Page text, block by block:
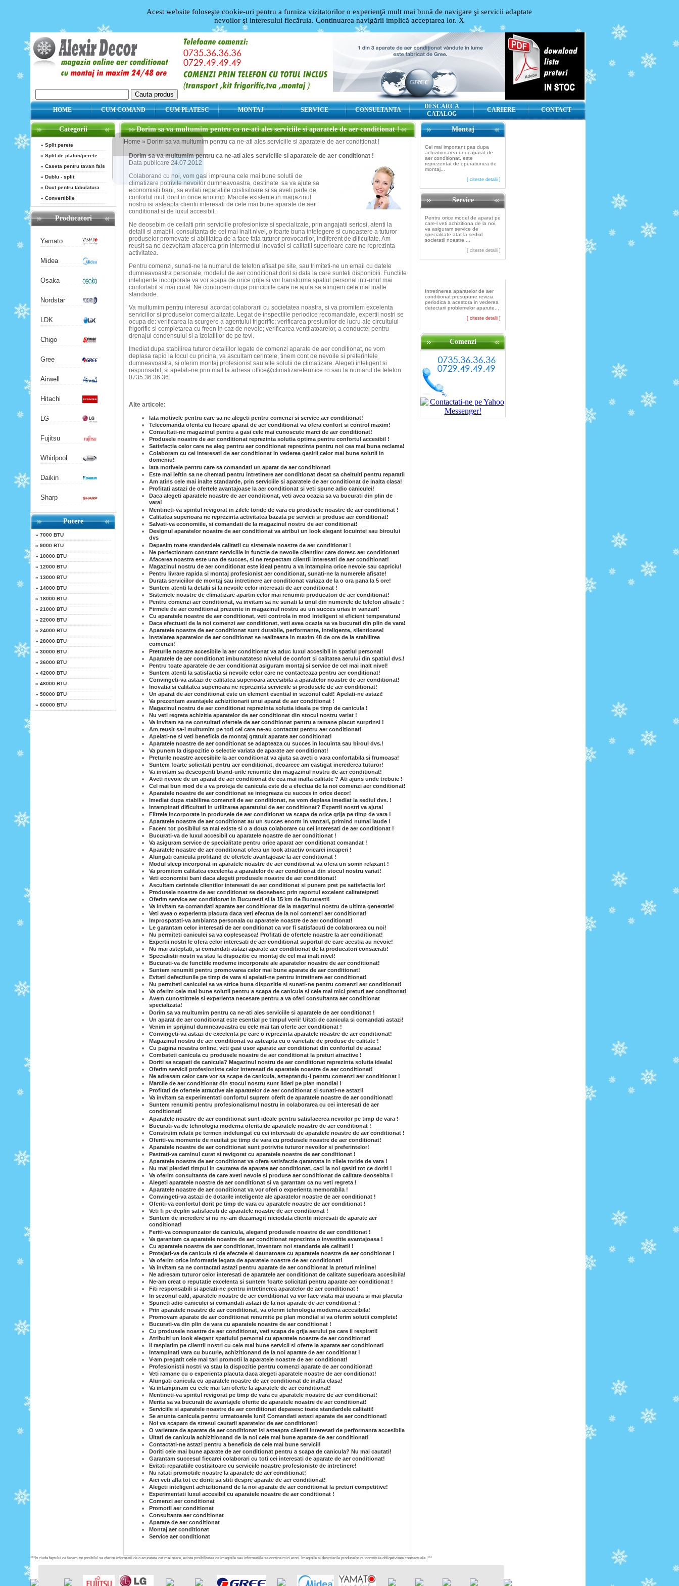
Acest website foloseşte cookie-uri pentru a furniza vizitatorilor o experienţă mult mai bună de navigare şi servicii adaptate
nevoilor şi interesului fiecăruia. Continuarea navigării implică acceptarea lor. X
HOME CUM COMAND CUM PLATESC MONTAJ SERVICE CONSULTANTA
DESCARCA
CATALOG
CARIERE CONTACT
Categorii
» Split perete
» Split de plafon/perete
» Caseta pentru tavan fals
» Dublu - split
» Duct pentru tabulatura
» Convertibile
Producatori
Yamato
Midea
Osaka
Nordstar
LDK
Chigo
Gree
Airwell
Hitachi
LG
Fujitsu
Whirlpool
Daikin
Sharp
Putere
» 7000 BTU
» 9000 BTU
» 10000 BTU
» 12000 BTU
» 13000 BTU
» 14000 BTU
» 18000 BTU
» 21000 BTU
» 22000 BTU
» 24000 BTU
» 28000 BTU
» 30000 BTU
» 36000 BTU
» 42000 BTU
» 48000 BTU
» 50000 BTU
» 60000 BTU
Dorim sa va multumim pentru ca ne-ati ales serviciile si aparatele de aer conditionat !
Home » Dorim sa va multumim pentru ca ne-ati ales serviciile si aparatele de aer conditionat !
Dorim sa va multumim pentru ca ne-ati ales serviciile si aparatele de aer conditionat !
Data publicare 24.07.2012
Colaborand cu noi, vom gasi impreuna cele mai bune solutii de
climatizare potrivite nevoilor dumneavoastra, destinate sa va ajute sa
economisiti bani, sa evitati reparatiile costisitoare si sa aveti parte de
confortul mult dorit in orice anotimp. Marcile existente in magazinul
nostru isi asteapta clientii interesati de cele mai bune aparate de aer
conditionat si de luxul accesibil.
Ne deosebim de ceilalti prin serviciile profesioniste si specializate, prin angajatii seriosi, atenti la
detalii si amabili, consultanta de cel mai inalt nivel, o foarte buna intelegere si cunoastere a tuturor
produselor promovate si abilitatea de a face fata tuturor provocarilor, indiferent de dificultate. Am
reusit sa ne dezvoltam afacerea prin intermediul inovatiei si calitatii superioare care ne reprezinta
activitatea.
Pentru comenzi, sunati-ne la numarul de telefon afisat pe site, sau trimiteti-ne un email cu datele
dumneavoastra personale, modelul de aer conditionat dorit si data la care sunteti disponibili. Functiile
inteligente incorporate va vor scapa de orice grija si vor transforma spatiul personal intr-unul mai
confortabil si mai curat. Ne conducem dupa principiile care ne ajuta sa atingem cele mai inalte
standarde.
Va multumim pentru interesul acordat colaborarii cu societatea noastra, si va promitem excelenta
serviciilor si produselor comercializate. Legat de inspectiile periodice recomandate, expertii nostri se
ocupa de: verificarea la scurgere a agentului frigorific; verificarea presiunilor de lucru ale circuitului
frigorific si completarea cu freon in caz de nevoie; verificarea ventilatoarelor, a conductei pentru
drenajul condensului si a izolatiilor de pe tevi.
Imediat dupa stabilirea tuturor detaliilor legate de comenzi aparate de aer conditionat, ne vom
deplasa rapid la locul cu pricina, va ascultam cerintele, tinem cont de nevoile si preferintele
dumneavoastra, si oferim montaj profesionist sau alte solutii de climatizare. Alegeti inteligent si
responsabil, si apelati-ne prin mail la adresa office@climatizaretermice.ro sau la numarul de telefon
0735.36.36.36.
Alte articole:
Iata motivele pentru care sa ne alegeti pentru comenzi si service aer conditionat!
Telecomanda oferita cu fiecare aparat de aer conditionat va ofera confort si control maxim!
Consultati-ne magazinul pentru a gasi cele mai cunoscute marci de aer conditionat!
Produsele noastre de aer conditionat reprezinta solutia optima pentru confortul accesibil !
Satisfactia celor care ne aleg pentru aer conditionat reprezinta pentru noi cea mai buna reclama!
Colaboram cu cei interesati de aer conditionat in vederea gasirii celor mai bune solutii in
domeniu!
Iata motivele pentru care sa comandati un aparat de aer conditionat!
Este mai ieftin sa ne chemati pentru intretinere aer conditionat decat sa cheltuiti pentru reparatii
Am atins cele mai inalte standarde, prin serviciile si aparatele de aer conditionat de inalta clasa!
Profitati astazi de ofertele avantajoase la aer conditionat si veti spune adio caniculei!
Daca alegeti aparatele noastre de aer conditionat, veti avea ocazia sa va bucurati din plin de
vara!
Mentineti-va spiritul revigorat in zilele toride de vara cu produsele noastre de aer conditionat !
Calitatea superioara ne reprezinta activitatea bazata pe servicii si produse aer conditionat!
Salvati-va economiile, si comandati de la magazinul nostru de aer conditionat!
Designul aparatelor noastre de aer conditionat va atribui un look elegant locuintei sau biroului
dvs
Depasim toate standardele calitatii cu sistemele noastre de aer conditionat !
Ne perfectionam constant serviciile in functie de nevoile clientilor care doresc aer conditionat!
Afacerea noastra este una de succes, si ne respectam clientii interesati de aer conditionat!
Magazinul nostru de aer conditionat este ideal pentru a va intampina orice nevoie sau capriciu!
Pentru livrare rapida si montaj profesionist aer conditionat, sunati-ne la numerele afisate!
Durata serviciilor de montaj sau intretinere aer conditionat variaza de la o ora pana la 5 ore!
Suntem atenti la detalii si la nevoile celor interesati de aer conditionat !
Sistemele noastre de climatizare apartin celor mai renumiti producatori de aer conditionat!
Pentru comenzi aer conditionat, va invitam sa ne sunati la unul din numerele de telefon afisate !
Firmele de aer conditionat prezente in magazinul nostru au un succes urias in vanzari!
Cu aparatele noastre de aer conditionat, veti controla in mod inteligent si eficient temperatura!
Daca efectuati de la noi comenzi aer conditionat, veti avea ocazia sa va bucurati din plin de vara!
Aparatele noastre de aer conditionat sunt durabile, performante, inteligente, silentioase!
Instalarea aparatelor de aer conditionat se realizeaza in maxim 48 de ore de la stabilirea
comenzii!
Preturile noastre accesibile la aer conditionat va aduc luxul accesibil in spatiul personal!
Aparatele de aer conditionat imbunatatesc nivelul de confort si calitatea aerului din spatiul dvs.!
Pentru toate aparatele de aer conditionat asiguram montaj si service de cel mai inalt nivel!
Suntem atenti la satisfactia si nevoile celor care ne contacteaza pentru aer conditionat!
Convingeti-va astazi de calitatea superioara accesibila a aparatelor noastre de aer conditionat!
Inovatia si calitatea superioara ne reprezinta serviciile si produsele de aer conditionat!
Un aparat de aer conditionat este un element esential in sezonul cald! Apelati-ne astazi!
Va prezentam avantajele achizitionarii unui aparat de aer conditionat !
Magazinul nostru de aer conditionat reprezinta solutia ideala pe timp de canicula !
Nu veti regreta achizitia aparatelor de aer conditionat din stocul nostru variat !
Va invitam sa ne consultati ofertele de aer conditionat pentru a ramane placut surprinsi !
Am reusit sa-i multumim pe toti cei care ne-au contactat pentru aer conditionat!
Apelati-ne si veti beneficia de montaj gratuit aparate aer conditionat!
Aparatele noastre de aer conditionat se adapteaza cu succes in locuinta sau biroul dvs.!
Va punem la dispozitie o selectie variata de aparate aer conditionat!
Preturile noastre accesibile la aer conditionat va ajuta sa aveti o vara confortabila si frumoasa!
Suntem foarte solicitati pentru aer conditionat, deoarece am castigat increderea tuturor!
Va invitam sa descoperiti brand-urile renumite din magazinul nostru de aer conditionat!
Aveti nevoie de un aparat de aer conditionat de cea mai inalta calitate ? Ati ajuns unde trebuie !
Cel mai bun mod de a va proteja de canicula este de a efectua de la noi comenzi aer conditionat!
Aparatele noastre de aer conditionat se integreaza cu succes in orice decor!
Imediat dupa stabilirea comenzii de aer conditionat, ne vom deplasa imediat la sediul dvs. !
Intampinati dificultati in utilizarea aparatului de aer conditionat? Expertii nostri va ajuta!
Filtrele incorporate in produsele de aer conditionat va scapa de orice grija pe timp de vara !
Aparatele noastre de aer conditionat au un succes enorm in vanzari, primind numai laude !
Facem tot posibilul sa mai existe si o a doua colaborare cu cei interesati de aer conditionat !
Bucurati-va de luxul accesibil cu aparatele noastre de aer conditionat !
Va asiguram service de specialitate pentru orice aparat aer conditionat comandat !
Aparatele noastre de aer conditionat ofera un look atractiv oricarei incaperi !
Alungati canicula profitand de ofertele avantajoase la aer conditionat !
Modul sleep incorporat in aparatele noastre de aer conditionat va ofera un somn relaxant !
Va promitem calitatea excelenta a aparatelor de aer conditionat din stocul nostru variat!
Veti economisi bani daca alegeti produsele noastre de aer conditionat!
Ascultam cerintele clientilor interesati de aer conditionat si punem pret pe satisfactia lor!
Produsele noastre de aer conditionat se deosebesc prin raportul excelent calitate/pret!
Oferim service aer conditionat in Bucuresti si la 15 km de Bucuresti!
Va invitam sa comandati aparate aer conditionat de la magazinul nostru de ultima generatie!
Veti avea o experienta placuta daca veti efectua de la noi comenzi aer conditionat!
Improspatati-va ambianta personala cu aparatele noastre de aer conditionat!
Le garantam celor interesati de aer conditionat ca vor fi satisfacuti de colaborarea cu noi!
Nu permiteti caniculei sa va copleseasca! Profitati de ofertele noastre la aer conditionat!
Expertii nostri le ofera celor interesati de aer conditionat suportul de care acestia au nevoie!
Nu mai asteptati, si comandati astazi aparate aer conditionat de la producatori consacrati!
Specialistii nostri va stau la dispozitie cu montaj de cel mai inalt nivel!
Bucurati-va de functiile moderne incorporate ale aparatelor noastre de aer conditionat!
Suntem renumiti pentru promovarea celor mai bune aparate de aer conditionat!
Evitati defectiunile pe timp de vara si apelati-ne pentru intretinere aer conditionat!
Nu permiteti caniculei sa va strice buna dispozitie si sunati-ne pentru comenzi aer conditionat!
Va oferim cele mai bune solutii pentru a scapa de canicula si cele mai mici preturi aer conditonat!
Avem cunostintele si experienta necesare pentru a va oferi consultanta aer conditionat
specializata!
Dorim sa va multumim pentru ca ne-ati ales serviciile si aparatele de aer conditionat !
Un aparat de aer conditionat este esential pe timpul verii! Uitati de canicula si comandati astazi!
Venim in sprijinul dumneavoastra cu cele mai tari oferte aer conditionat !
Convingeti-va astazi de excelenta pe care o reprezinta aparatele noastre de aer conditionat!
Magazinul nostru de aer conditionat va asteapta cu o varietate de produse de calitate !
Cu pagina noastra online, veti gasi usor aparate aer conditionat din confortul de acasa!
Combateti canicula cu produsele noastre de aer conditionat la preturi atractive !
Doriti sa scapati de canicula? Magazinul nostru de aer conditionat reprezinta solutia ideala!
Oferim servicii profesioniste celor interesati de aparatele noastre de aer conditionat!
Ne adresam celor care vor sa scape de canicula, asteptandu-i pentru comenzi aer conditionat !
Marcile de aer conditionat din stocul nostru sunt lideri pe plan mondial !
Profitati de ofertele atractive ale aparatelor de aer conditionat si sunati-ne astazi!
Va invitam sa experimentati confortul suprem oferit de aparatele noastre de aer conditionat!
Suntem renumiti pentru profesionalismul nostru in colaborarea cu cei interesati de aer
conditionat!
Aparatele noastre de aer conditionat sunt ideale pentru satisfacerea nevoilor pe timp de vara !
Bucurati-va de tehnologia moderna oferita de aparatele noastre de aer conditionat !
Construim relatii pe termen indelungat cu cei interesati de aparatele noastre de aer conditionat !
Oferiti-va momente de neuitat pe timp de vara cu produsele noastre de aer conditionat!
Aparatele noastre de aer conditionat sunt potrivite tuturor nevoilor si preferintelor!
Pastrati-va caminul curat si revigorat cu aparatele noastre de aer conditionat !
Aparatele noastre de aer conditionat va ofera satisfactie garantata in zilele toride de vara !
Nu mai pierdeti timpul in cautarea de aparate aer conditionat, caci la noi gasiti tot ce doriti !
Va oferim consultanta de care aveti nevoie si produse aer conditionat de calitate deosebita !
Alegeti aparatele noastre de aer conditionat si va garantam ca nu veti regreta !
Aparatele noastre de aer conditionat va vor oferi o experienta memorabila !
Convingeti-va astazi de dotarile inteligente ale aparatelor noastre de aer conditionat !
Oferiti-va confortul dorit pe timp de vara cu aparatele noastre de aer conditionat !
Veti fi pe deplin satisfacuti de aparatele noastre de aer conditionat !
Suntem de incredere si nu ne-am dezamagit niciodata clientii interesati de aparate aer
conditionat!
Feriti-va corespunzator de canicula, alegand produsele noastre de aer conditionat !
Va garantam ca aparatele noastre de aer conditionat reprezinta o investitie avantajoasa !
Cu aparatele noastre de aer conditionat, inventam noi standarde ale calitatii !
Protejati-va de canicula si de efectele ei daunatoare cu aparatele noastre de aer conditionat !
Va oferim orice informatie legata de aparatele noastre de aer conditionat!
Va invitam sa ne contactati astazi pentru aparate de aer conditionat la preturi minime!
Ne adresam tuturor celor interesati de aparatele aer conditionat de calitate superioara accesibila!
Ne-am creat o reputatie excelenta si suntem foarte solicitati pentru aparate aer conditionat !
Fiti responsabili si apelati-ne pentru intretinerea aparatelor de aer conditionat !
In sezonul cald, aparatele noastre de aer conditionat va vor face viata mai usoara si mai placuta
Spuneti adio caniculei si comandati astazi de la noi aparate de aer conditionat !
Prin aparatele noastre de aer conditionat, va oferim tehnologia moderna accesibila!
Promovam aparate de aer conditionat renumite pe plan mondial si va oferim solutii complete!
Bucurati-va din plin de vara cu aparatele noastre de aer conditionat !
Cu produsele noastre de aer conditionat, veti scapa de grija aerului pe care il respirati!
Atribuiti un look elegant spatiului personal cu aparatele noastre de aer conditionat!
Ii rasplatim pe clientii nostri cu cele mai bune servicii si oferte la aparate aer conditionat!
Intampinati vara cu bucurie, achizitionand de la noi aparate de aer conditionat !
V-am pregatit cele mai tari promotii la aparatele noastre de aer conditionat!
Profesionistii nostri va stau la dispozitie pentru comenzi aparate de aer conditionat!
Veti ramane cu o experienta placuta daca alegeti aparatele noastre de aer conditionat!
Alungati canicula cu aparatele noastre de aer conditionat de inalta clasa!
Va intampinam cu cele mai tari oferte la aparatele de aer conditionat!
Mentineti-va spiritul revigorat pe timp de vara cu aparatele noastre de aer conditionat!
Merita sa va bucurati de avantajele oferite de aparatele noastre de aer conditionat!
Serviciile si aparatele noastre de aer conditionat depasesc toate standardele calitatii!
Se anunta canicula pentru urmatoarele luni! Comandati astazi aparate de aer conditionat!
Noi va scapam de stresul cautarii aparatelor de aer conditionat!
O varietate de aparate de aer conditionat isi asteapta clientii interesati de performanta accesibila
Uitati de canicula achizitionand de la noi cele mai bune aparate de aer conditionat!
Contactati-ne astazi pentru a beneficia de cele mai bune servicii!
Doriti cele mai bune aparate de aer conditionat pentru a scapa de canicula? Nu mai cautati!
Garantam succesul fiecarei colaborari cu toti cei interesati de aparate de aer conditionat!
Evitati reparatiile costisitoare cu serviciile noastre profesioniste de intretinere!
Nu ratati promotiile noastre la aparatele de aer conditionat!
Aici veti afla tot ce doriti sa stiti despre aparate de aer conditionat!
Alegeti inteligent achizitionand de la noi aparate de aer conditionat la preturi competitive!
Experimentati luxul accesibil cu aparatele noastre de aer conditionat !
Comenzi aer conditionat
Promotii aer conditionat
Consultanta aer conditionat
Aparate de aer conditionat
Montaj aer conditionat
Service aer conditionat
Montaj
Cel mai important pas dupa
achizitionarea unui aparat de
aer conditionat, este
reprezentat de operatiunea de
montaj...
[ citeste detalii ]
Service
Pentru orice model de aparat pe
care-l veti achizitiona de la noi,
va asiguram service de
specialitate atat la sediul
societatii noastre....
[ citeste detalii ]
Intretinerea aparatelor de aer
conditionat presupune revizia
periodica a acestora in vederea
detectarii problemelor aparute...
[ citeste detalii ]
Comenzi
***In ciuda faptului ca facem tot posibilul sa oferim informatii de o acuratete cat mai mare, exista posibilitatea ca imaginile sau informatiile sa contina mici erori. Imaginile si descrierile produselor nu constituie obligativitate contractuala. ***